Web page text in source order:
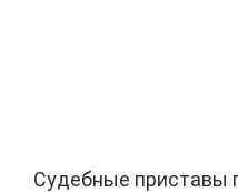
Судебные приставы